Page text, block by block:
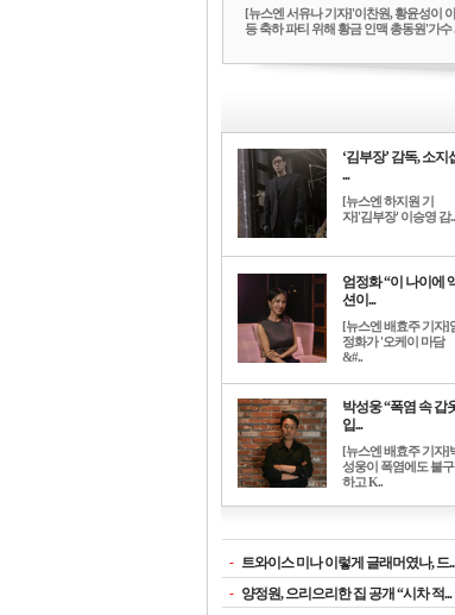
[뉴스엔 서유나 기자]'이찬원, 황윤성이
등 축하 파티 위해 황금 인맥 총동원'가수
‘김부장’ 감독, 소지
...
[뉴스엔 하지원 기
자]'김부장' 이승영 감..
엄정화 “이 나이에
션이...
[뉴스엔 배효주 기자]
정화가 '오케이 마담
&#..
박성웅 “폭염 속 갑
입...
[뉴스엔 배효주 기자]
성웅이 폭염에도 불구
하고 K..
- 트와이스 미나 이렇게 글래머였나, 드...
- 양정원, 으리으리한 집 공개 “시차 적...